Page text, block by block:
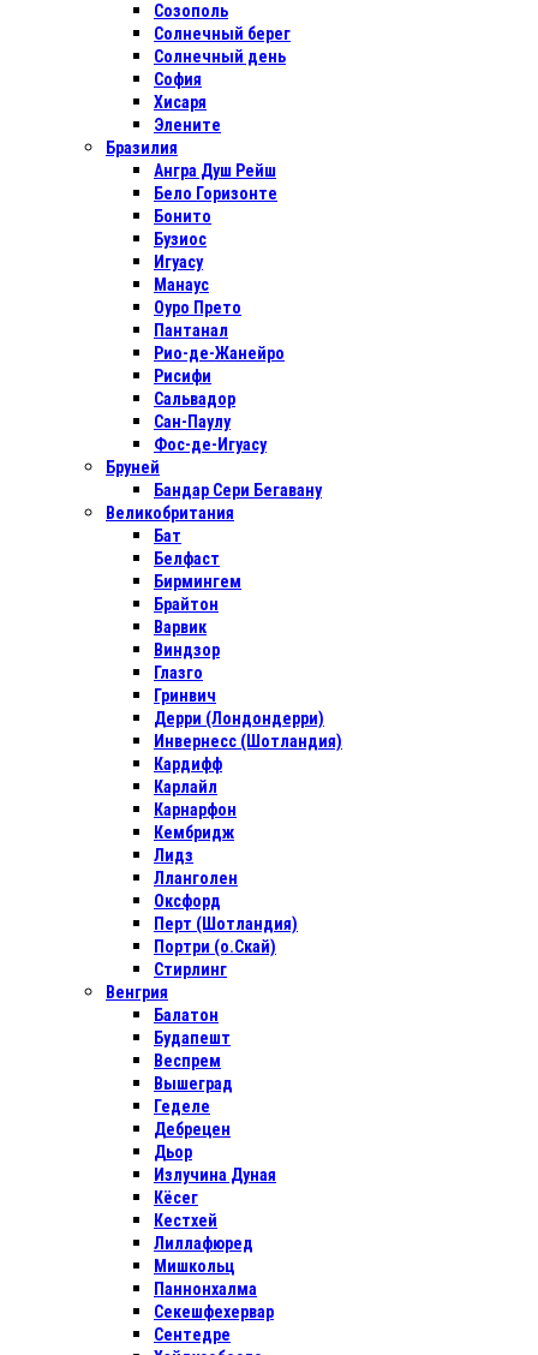
Созополь
Солнечный берег
Солнечный день
София
Хисаря
Элените
Бразилия
Ангра Душ Рейш
Бело Горизонте
Бонито
Бузиос
Игуасу
Манаус
Оуро Прето
Пантанал
Рио-де-Жанейро
Рисифи
Сальвадор
Сан-Паулу
Фос-де-Игуасу
Бруней
Бандар Сери Бегавану
Великобритания
Бат
Белфаст
Бирмингем
Брайтон
Варвик
Виндзор
Глазго
Гринвич
Дерри (Лондондерри)
Инвернесс (Шотландия)
Кардифф
Карлайл
Карнарфон
Кембридж
Лидз
Лланголен
Оксфорд
Перт (Шотландия)
Портри (о.Скай)
Стирлинг
Венгрия
Балатон
Будапешт
Веспрем
Вышеград
Геделе
Дебрецен
Дьор
Излучина Дуная
Кёсег
Кестхей
Лиллафюред
Мишкольц
Паннонхалма
Секешфехервар
Сентедре